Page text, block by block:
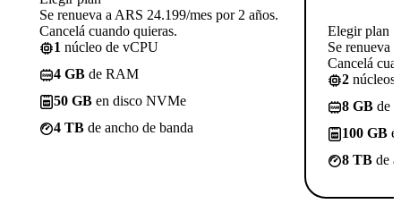
Se renueva a ARS 24.199/mes por 2 años.
Cancelá cuando quieras.
1 núcleo de vCPU
4 GB de RAM
50 GB en disco NVMe
4 TB de ancho de banda
Elegir plan
Se renueva
Cancelá
2 núcleos
8 GB de
100 GB
8 TB de